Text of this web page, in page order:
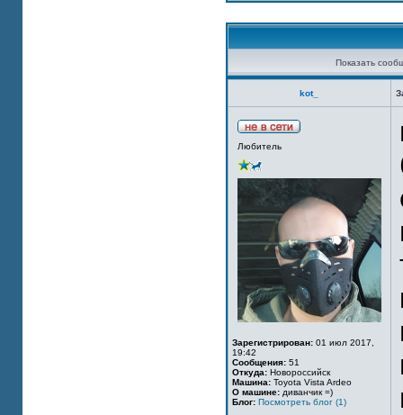
Показать
kot_
Любитель
Зарегистрирован: 01 июл 2017,
19:42
Сообщения: 51
Откуда: Новороссийск
Машина: Toyota Vista Ardeo
О машине: диванчик =)
Блог: Посмотреть блог (1)